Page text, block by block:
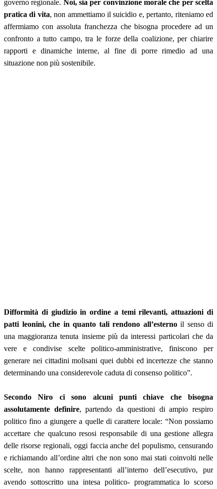
governo regionale. Noi, sia per convinzione morale che per scelta
pratica di vita, non ammettiamo il suicidio e, pertanto, riteniamo ed
affermiamo con assoluta franchezza che bisogna procedere ad un
confronto a tutto campo, tra le forze della coalizione, per chiarire
rapporti e dinamiche interne, al fine di porre rimedio ad una
situazione non più sostenibile.
Difformità di giudizio in ordine a temi rilevanti, attuazioni di
patti leonini, che in quanto tali rendono all’esternoil senso di
una maggioranza tenuta insieme più da interessi particolari che da
vere e condivise scelte politico-amministrative, finiscono per
generare nei cittadini molisani quei dubbi ed incertezze che stanno
determinando una considerevole caduta di consenso politico”.
Secondo Niro ci sono alcuni punti chiave che bisogna
assolutamente definire, partendo da questioni di ampio respiro
politico fino a giungere a quelle di carattere locale: “Non possiamo
accettare che qualcuno resosi responsabile di una gestione allegra
delle risorse regionali, oggi faccia anche del populismo, censurando
e richiamando all’ordine altri che non sono mai stati coinvolti nelle
scelte, non hanno rappresentanti all’interno dell’esecutivo, pur
avendo sottoscritto una intesa politico- programmatica lo scorso